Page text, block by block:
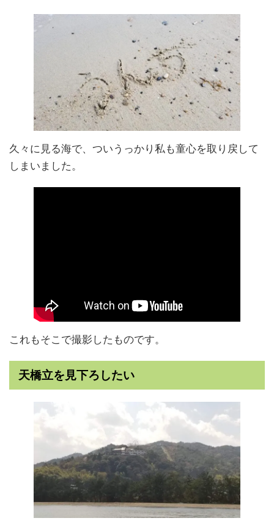
久々に見る海で、ついうっかり私も童心を取り戻して
しまいました。
これもそこで撮影したものです。
天橋立を見下ろしたい